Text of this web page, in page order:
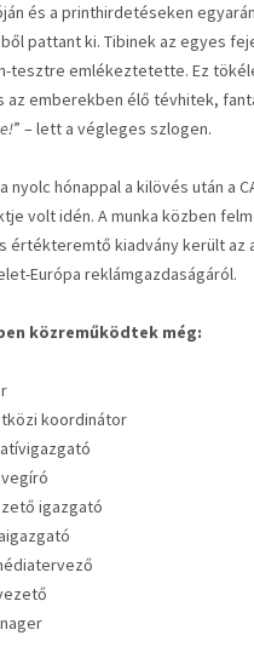
és a printhirdetéseken
pattant ki. Tibinek az egyes
tesztre emlékeztetette. Ez
az emberekben élő tévhitek,
” – lett a végleges szlogen.
hónappal a kilövés után a
volt idén. A munka közben
értékteremtő kiadvány került az
Európa reklámgazdaságáról.
közreműködtek még:
koordinátor
igazgató